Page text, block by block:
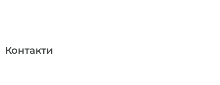
Контакти